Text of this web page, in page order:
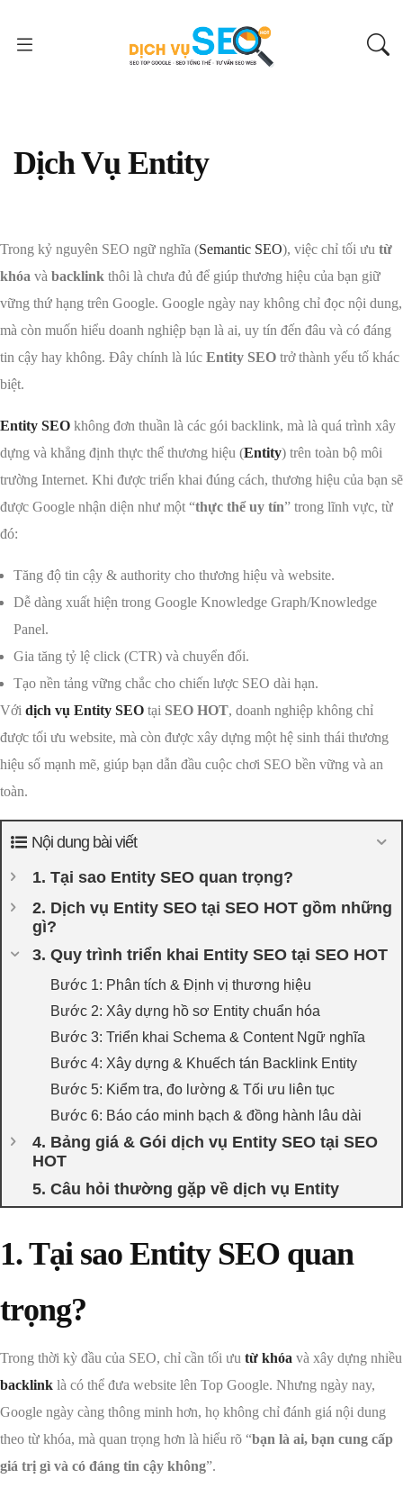
Dịch Vụ Entity
Trong kỷ nguyên SEO ngữ nghĩa (Semantic SEO), việc chỉ tối ưu từ
khóa và backlink thôi là chưa đủ để giúp thương hiệu của bạn giữ
vững thứ hạng trên Google. Google ngày nay không chỉ đọc nội dung,
mà còn muốn hiểu doanh nghiệp bạn là ai, uy tín đến đâu và có đáng
tin cậy hay không. Đây chính là lúc Entity SEO trở thành yếu tố khác
biệt.
Entity SEO không đơn thuần là các gói backlink, mà là quá trình xây
dựng và khẳng định thực thể thương hiệu (Entity) trên toàn bộ môi
trường Internet. Khi được triển khai đúng cách, thương hiệu của bạn sẽ
được Google nhận diện như một “thực thể uy tín” trong lĩnh vực, từ
đó:
Tăng độ tin cậy & authority cho thương hiệu và website.
Dễ dàng xuất hiện trong Google Knowledge Graph/Knowledge
Panel.
Gia tăng tỷ lệ click (CTR) và chuyển đổi.
Tạo nền tảng vững chắc cho chiến lược SEO dài hạn.
Với dịch vụ Entity SEO tại SEO HOT, doanh nghiệp không chỉ
được tối ưu website, mà còn được xây dựng một hệ sinh thái thương
hiệu số mạnh mẽ, giúp bạn dẫn đầu cuộc chơi SEO bền vững và an
toàn.
Nội dung bài viết
1. Tại sao Entity SEO quan trọng?
2. Dịch vụ Entity SEO tại SEO HOT gồm những
gì?
3. Quy trình triển khai Entity SEO tại SEO HOT
Bước 1: Phân tích & Định vị thương hiệu
Bước 2: Xây dựng hồ sơ Entity chuẩn hóa
Bước 3: Triển khai Schema & Content Ngữ nghĩa
Bước 4: Xây dựng & Khuếch tán Backlink Entity
Bước 5: Kiểm tra, đo lường & Tối ưu liên tục
Bước 6: Báo cáo minh bạch & đồng hành lâu dài
4. Bảng giá & Gói dịch vụ Entity SEO tại SEO
HOT
5. Câu hỏi thường gặp về dịch vụ Entity
1. Tại sao Entity SEO quan
trọng?
Trong thời kỳ đầu của SEO, chỉ cần tối ưu từ khóa và xây dựng nhiều
backlink là có thể đưa website lên Top Google. Nhưng ngày nay,
Google ngày càng thông minh hơn, họ không chỉ đánh giá nội dung
theo từ khóa, mà quan trọng hơn là hiểu rõ “bạn là ai, bạn cung cấp
giá trị gì và có đáng tin cậy không”.